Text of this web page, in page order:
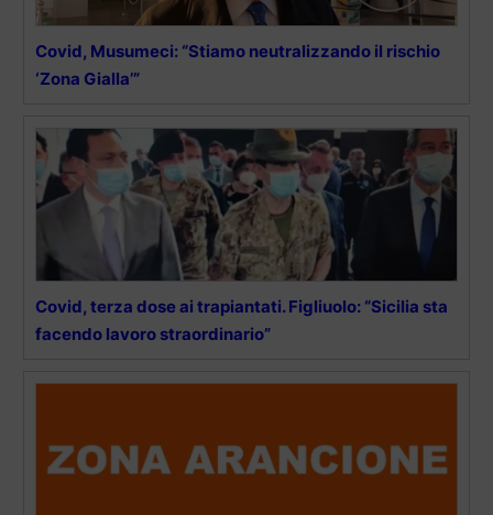
Covid, Musumeci: “Stiamo neutralizzando il rischio
‘Zona Gialla’”
Covid, terza dose ai trapiantati. Figliuolo: “Sicilia sta
facendo lavoro straordinario”